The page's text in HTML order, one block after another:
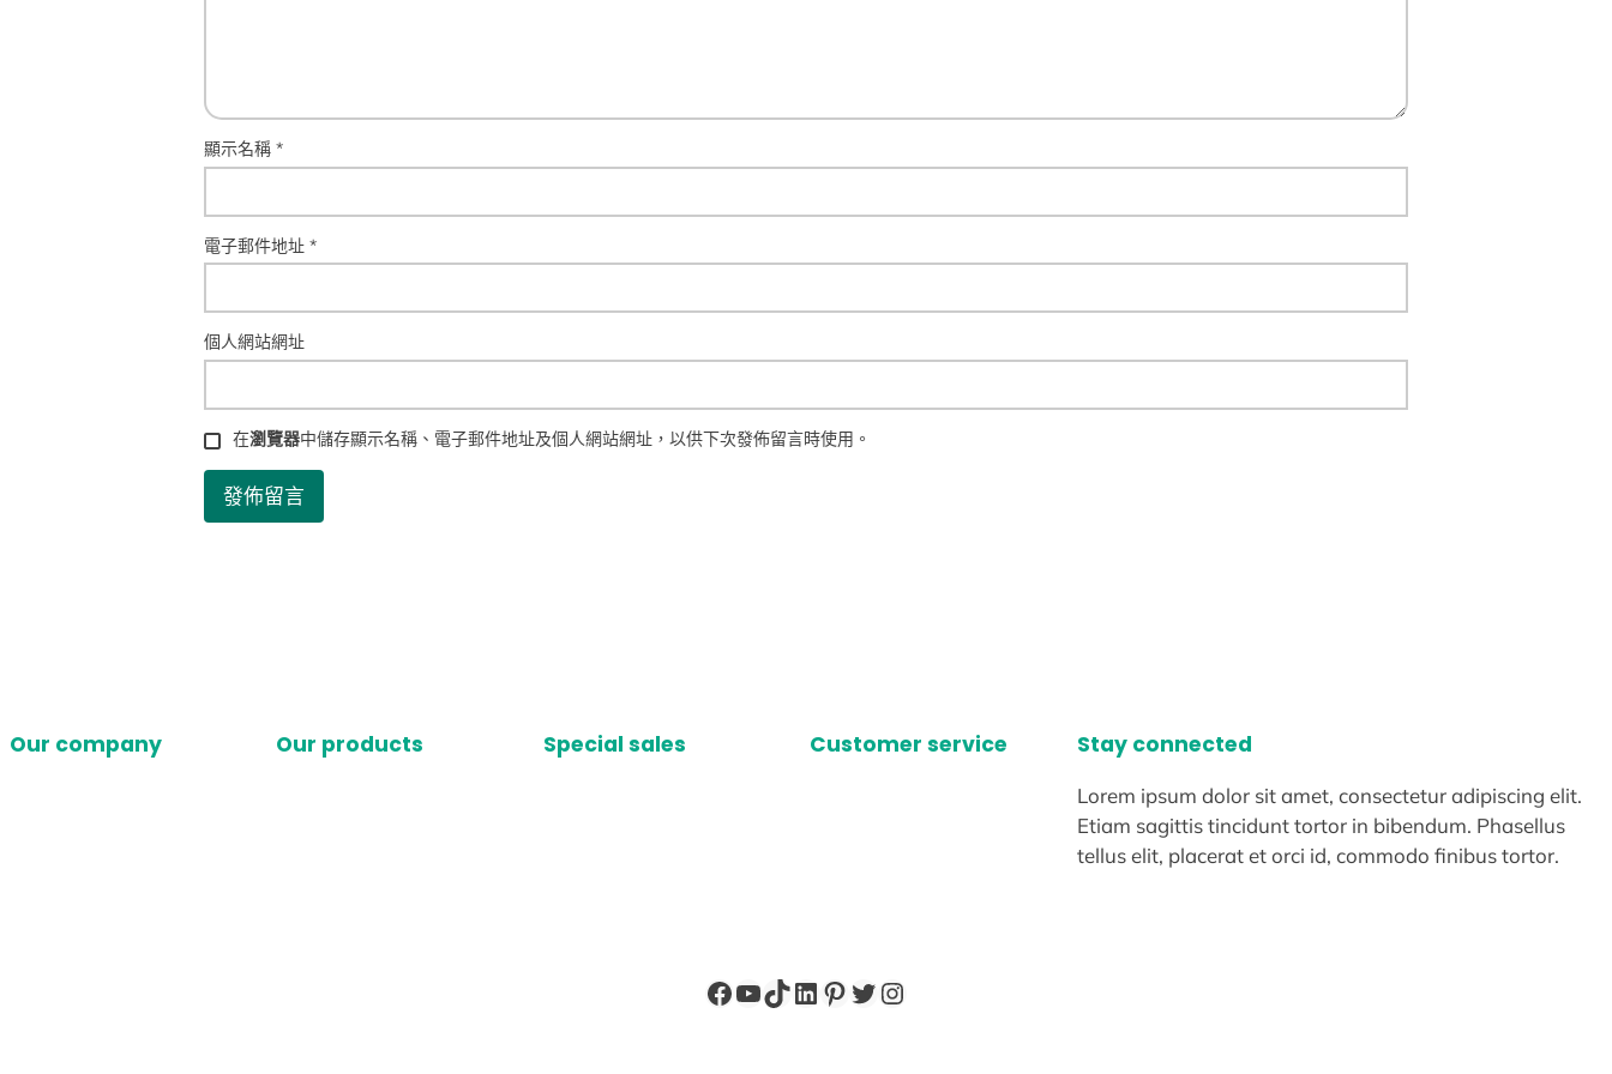
顯示名稱 *
電子郵件地址 *
個人網站網址
在瀏覽器中儲存顯示名稱、電子郵件地址及個人網站網址，以供下次發佈留言時使用。
Our company Our products Special sales Customer service Stay connected
Lorem ipsum dolor sit amet, consectetur adipiscing elit.
Etiam sagittis tincidunt tortor in bibendum. Phasellus
tellus elit, placerat et orci id, commodo finibus tortor.
Facebook
YouTube
TikTok
LinkedIn
Pinterest
X Instagram